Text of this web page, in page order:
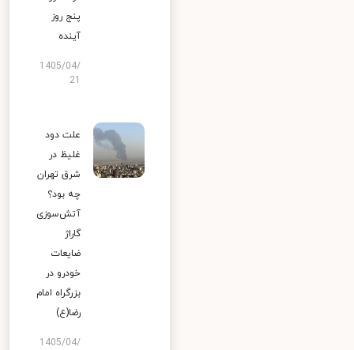
پنج روز
آینده
1405/04/
علت دود
غلیظ در
شرق تهران
چه بود؟
آتش‌سوزی
گاراژ
ضایعات
خودرو در
بزرگراه امام
رضا(ع)
1405/04/